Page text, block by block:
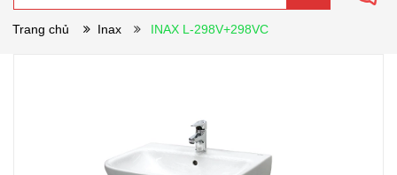
Trang chủ Inax INAX L-298V+298VC